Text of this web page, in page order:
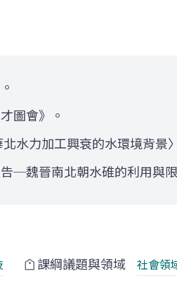
圖會》。
水力加工興衰的水環境背景
─魏晉南北朝水碓的利用與限
課綱議題與領域 社會領